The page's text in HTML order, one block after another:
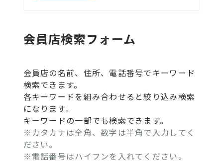
会員店検索フォーム
会員店の名前、住所、電話番号でキーワード
検索できます。
各キーワードを組み合わせると絞り込み検索
になります。
キーワードの一部でも検索できます。
※カタカナは全角、数字は半角で入力してく
ださい。
※電話番号はハイフンを入れてください。